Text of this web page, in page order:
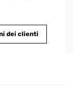
dei clienti